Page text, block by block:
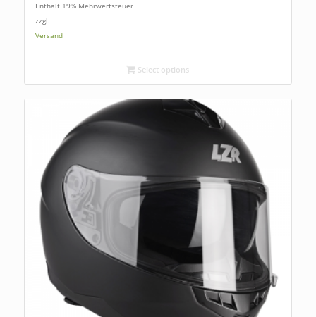
Enthält 19% Mehrwertsteuer
zzgl.
Versand
Select options